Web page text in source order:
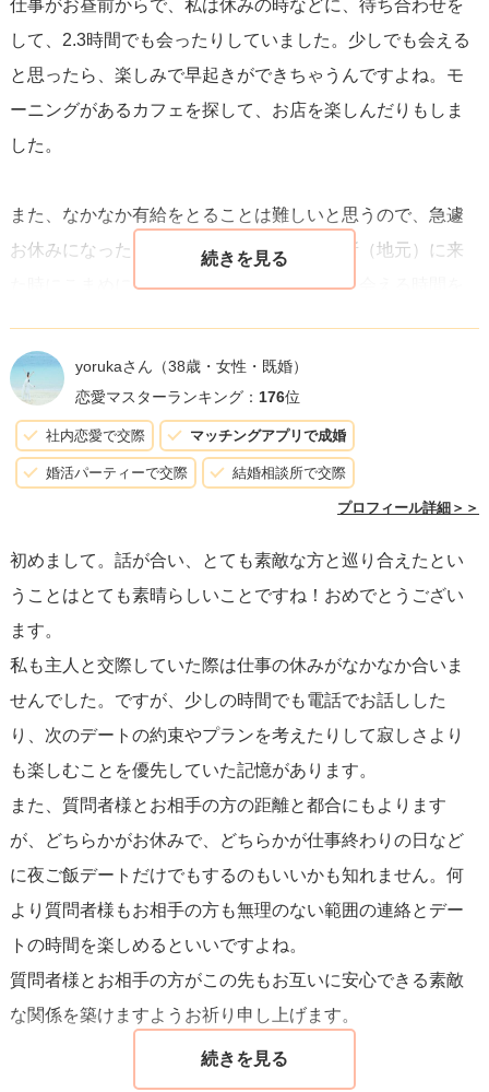
す。
会えない時間を「寂しい」だけにとどめずご自身の為の有
効活用の時間と思って大切になさってはいかがでしょう？
仕事がお昼前からで、私は休みの時などに、待ち合わせを
して、2.3時間でも会ったりしていました。少しでも会える
と思ったら、楽しみで早起きができちゃうんですよね。モ
ーニングがあるカフェを探して、お店を楽しんだりもしま
した。
また、なかなか有給をとることは難しいと思うので、急遽
お休みになったり、仕事でお互いの家の近所（地元）に来
た時にこまめに連絡をとりあって、少しでも会える時間を
短時間でも会える時間を積み重ねていくと、彼に会えるの
が楽しみな時間が増え、寂しく感じる時間も減らせるので
はないかと思います。
なかなかタイミングが合わない時はもどかしいですが、そ
少しでも相手の方と会える時間が増えて、楽しい時間が過
ごせますように。応援しています。
yorukaさん （38歳・女性・既婚）
恋愛マスターランキング： 176位
社内恋愛で交際 マッチングアプリで成婚
婚活パーティーで交際 結婚相談所で交際
プロフィール詳細＞＞
初めまして。話が合い、とても素敵な方と巡り合えたとい
うことはとても素晴らしいことですね！おめでとうござい
ます。
私も主人と交際していた際は仕事の休みがなかなか合いま
せんでした。ですが、少しの時間でも電話でお話しした
り、次のデートの約束やプランを考えたりして寂しさより
も楽しむことを優先していた記憶があります。
また、質問者様とお相手の方の距離と都合にもよります
が、どちらかがお休みで、どちらかが仕事終わりの日など
に夜ご飯デートだけでもするのもいいかも知れません。何
より質問者様もお相手の方も無理のない範囲の連絡とデー
トの時間を楽しめるといいですよね。
質問者様とお相手の方がこの先もお互いに安心できる素敵
な関係を築けますようお祈り申し上げます。